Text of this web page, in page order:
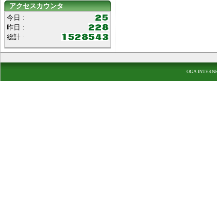
アクセスカウンタ
今日 :
昨日 :
総計 :
OGA